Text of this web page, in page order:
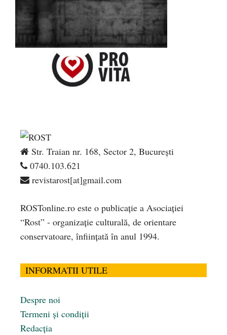
Str. Traian nr. 168, Sector 2, București
0740.103.621
revistarost[at]gmail.com
ROSTonline.ro este o publicaţie a Asociaţiei
“Rost” - organizaţie culturală, de orientare
conservatoare, înfiinţată în anul 1994.
INFORMATII UTILE
Despre noi
Termeni și condiții
Redacția